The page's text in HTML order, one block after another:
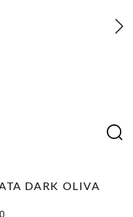
DARK OLIVA